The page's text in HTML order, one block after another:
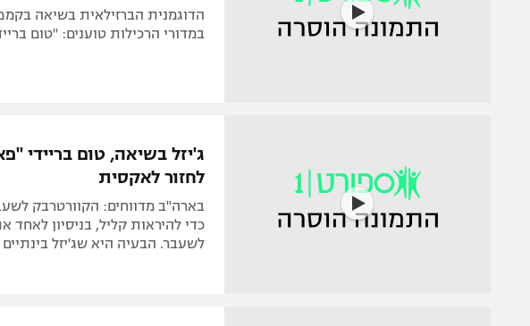
הדוגמנית הברזילאית בשיאה
במדורי הרכילות טוענים: "טום
ג'יזל בשיאה, טום בריידי
לחזור לאקסית
בארה"ב מדווחים: הקוורטרבק
כדי להיראות קליל, בניסיון
לשעבר. הבעיה היא שג'יזל